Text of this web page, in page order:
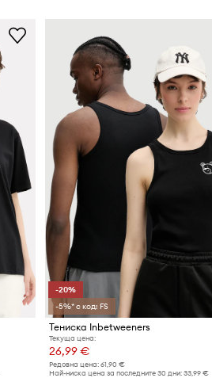
-20%
-5%* с код: FS
Тениска Inbetweeners
Текуща цена:
26,99 €
Редовна цена: 61,90 €
Най-ниска цена за последните 30 дни: 33,99 €